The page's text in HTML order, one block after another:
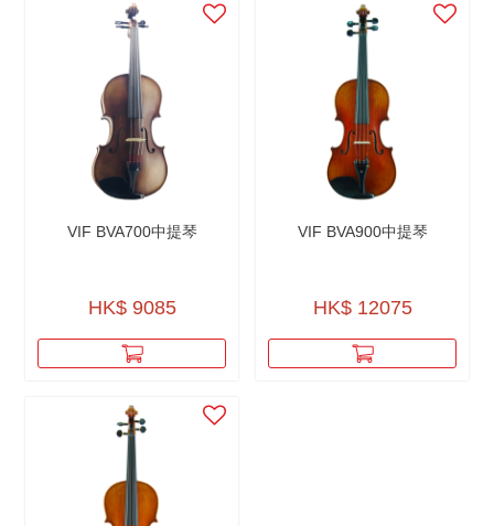
VIF BVA700中提琴
HK$ 9085
VIF BVA900中提琴
HK$ 12075